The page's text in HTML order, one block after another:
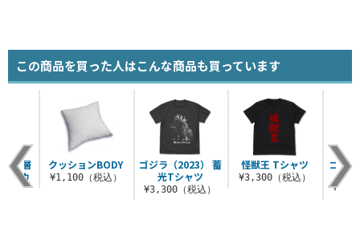
この商品を買った人はこんな商品も買っています
ゴジラ（2023） 蓄
光Tシャツ
¥3,300（税込）
怪獣王 Tシャツ
¥3,300（税込）
ゴジ
二層
グカ
クッションBODY
¥1,100（税込）